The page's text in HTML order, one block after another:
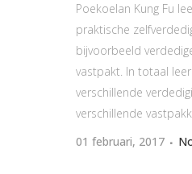
Poekoelan Kung Fu
praktische
bijvoorbeeld
vastpakt. In totaal
verschillende
verschillende
01 februari, 2017